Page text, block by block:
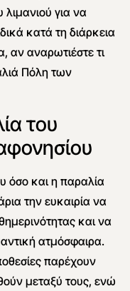
για να
κατά τη διάρκεια
αν αναρωτιέστε τι
Πόλη των
του
όσο και η παραλία
την ευκαιρία να
και να
ατμόσφαιρα.
παρέχουν
μεταξύ τους, ενώ